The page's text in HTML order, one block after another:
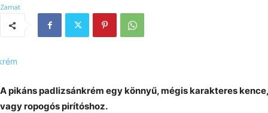
A pikáns padlizsánkrém egy könnyű, mégis karakteres
vagy ropogós pirítóshoz.